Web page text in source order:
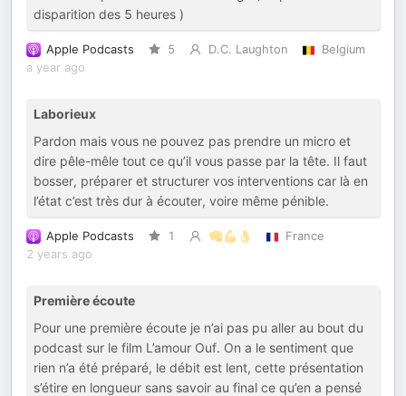
disparition des 5 heures )
Apple Podcasts 5 D.C. Laughton
Belgium
a year ago
Laborieux
Pardon mais vous ne pouvez pas prendre un micro et
dire pêle-mêle tout ce qu’il vous passe par la tête. Il faut
bosser, préparer et structurer vos interventions car là en
l’état c’est très dur à écouter, voire même pénible.
Apple Podcasts 1 👊💪👌
France
2 years ago
Première écoute
Pour une première écoute je n’ai pas pu aller au bout du
podcast sur le film L’amour Ouf. On a le sentiment que
rien n’a été préparé, le débit est lent, cette présentation
s’étire en longueur sans savoir au final ce qu’en a pensé